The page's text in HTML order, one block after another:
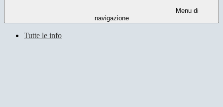
Menu di
navigazione
Tutte le info